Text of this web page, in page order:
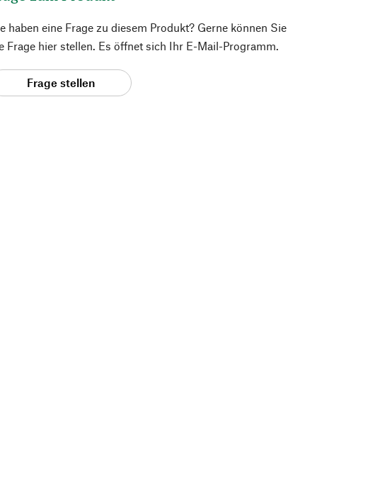
haben eine Frage zu diesem Produkt? Gerne können Sie
Frage hier stellen. Es öffnet sich Ihr E-Mail-Programm.
Frage stellen